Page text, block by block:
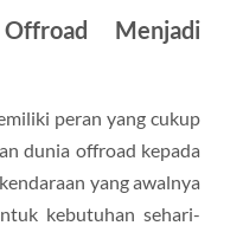
Menjadi
peran yang cukup
dunia offroad kepada
yang awalnya
kebutuhan sehari-